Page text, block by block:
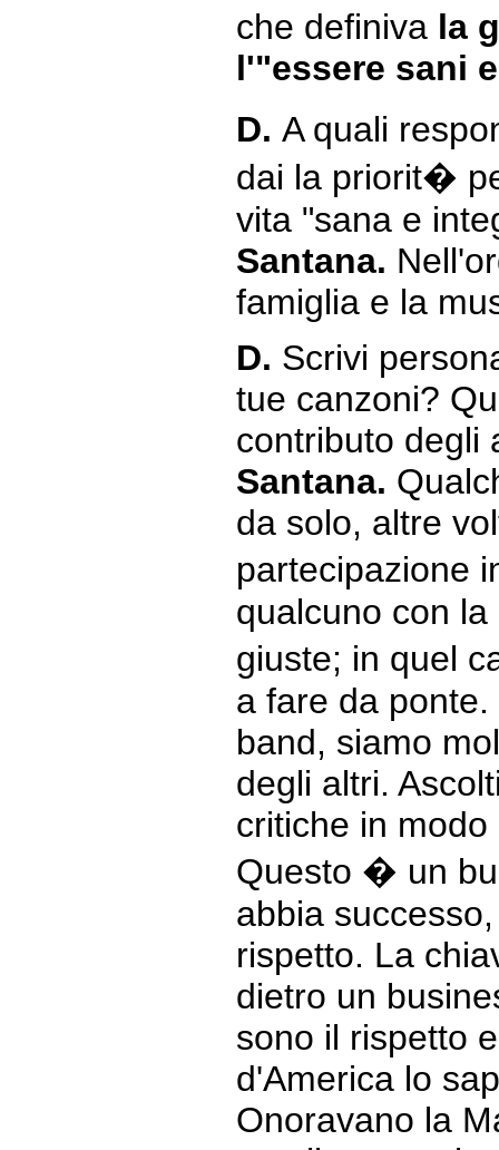
che definiva la
l'"essere sani
D. A quali
dai la priorit�
vita "sana e
Santana.
famiglia e la
D. Scrivi
tue canzoni?
contributo degli
Santana.
da solo, altre
partecipazione
qualcuno con
giuste; in quel
a fare da
band, siamo
degli altri.
critiche in
Questo � un
abbia
rispetto. La
dietro un
sono il rispetto
d'America lo
Onoravano la